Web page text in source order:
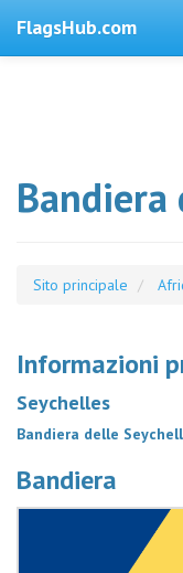
FlagsHub.com
Bandiera
Sito principale
Informazioni
Seychelles
Bandiera delle
Bandiera